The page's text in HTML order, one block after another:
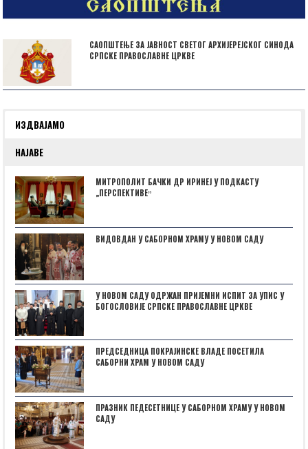
САОПШТЕЊЕ ЗА ЈАВНОСТ СВЕТОГ АРХИЈЕРЕЈСКОГ СИНОДА
СРПСКЕ ПРАВОСЛАВНЕ ЦРКВЕ
ИЗДВАЈАМО
НАЈАВЕ
МИТРОПОЛИТ БАЧКИ ДР ИРИНЕЈ У ПОДКАСТУ
„ПЕРСПЕКТИВЕˮ
ВИДОВДАН У САБОРНОМ ХРАМУ У НОВОМ САДУ
У НОВОМ САДУ ОДРЖАН ПРИЈЕМНИ ИСПИТ ЗА УПИС У
БОГОСЛОВИЈЕ СРПСКЕ ПРАВОСЛАВНЕ ЦРКВЕ
ПРЕДСЕДНИЦА ПОКРАЈИНСКЕ ВЛАДЕ ПОСЕТИЛА
САБОРНИ ХРАМ У НОВОМ САДУ
ПРАЗНИК ПЕДЕСЕТНИЦЕ У САБОРНОМ ХРАМУ У НОВОМ
САДУ